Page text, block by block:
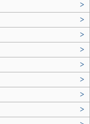
>
>
>
>
>
>
>
>